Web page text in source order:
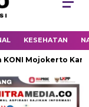
KESEHATAN
Karena